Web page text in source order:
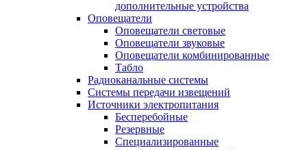
дополнительные устройства
Оповещатели
Оповещатели световые
Оповещатели звуковые
Оповещатели комбинированные
Табло
Радиоканальные системы
Системы передачи извещений
Источники электропитания
Бесперебойные
Резервные
Специализированные